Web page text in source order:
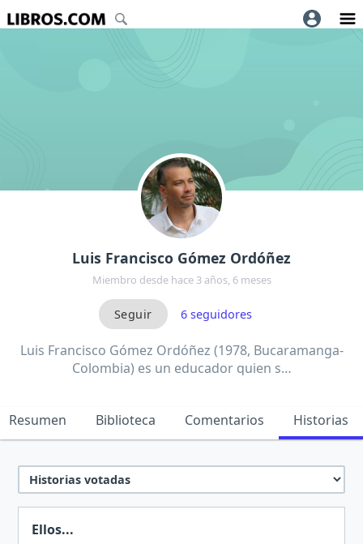
Luis Francisco Gómez Ordóñez
Miembro desde hace 3 años, 6 meses
6seguidores
Luis Francisco Gómez Ordóñez (1978, Bucaramanga-
Colombia) es un educador quien s…
Resumen Biblioteca Comentarios Historias
Ellos...